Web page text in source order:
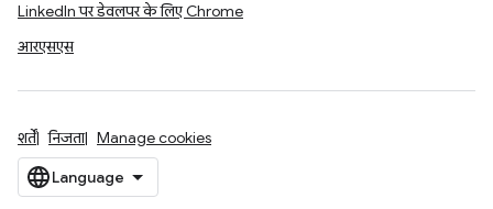
LinkedIn पर डेवलपर के लिए Chrome
आरएसएस
शर्तें निजता Manage cookies